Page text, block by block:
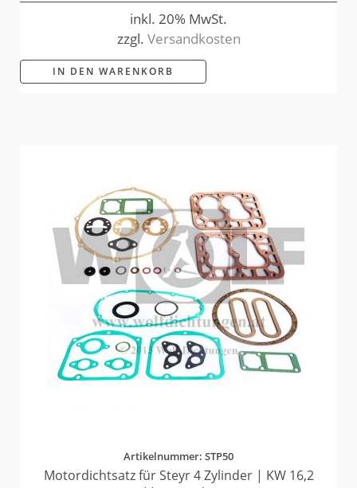
inkl. 20% MwSt.
zzgl. Versandkosten
IN DEN WARENKORB
Artikelnummer: STP50
Motordichtsatz für Steyr 4 Zylinder | KW 16,2